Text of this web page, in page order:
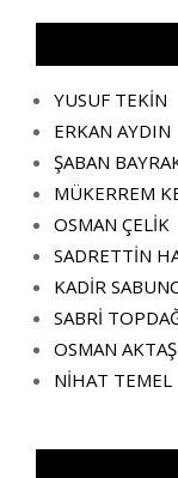
YUSUF TEKİN
ERKAN AYDIN
ŞABAN
MÜKERREM
OSMAN ÇELİK
SADRETTİN
KADİR
SABRİ
OSMAN AKTAŞ
NİHAT TEMEL